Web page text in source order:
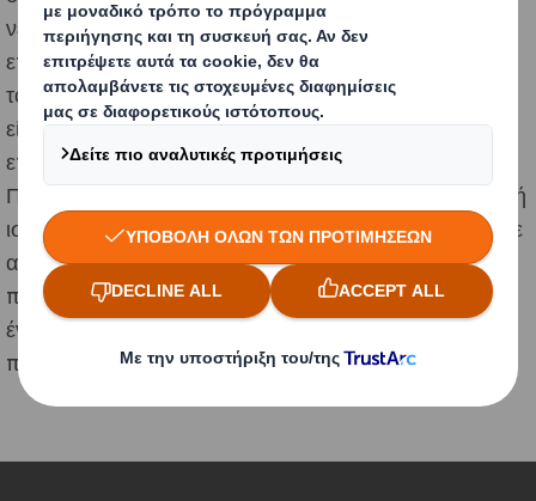
νερό μας προέρχεται από γεωτρήσεις (53%) και από
επιφανειακά ύδατα (42%). Αυτός είναι ο πιο δύσκολος
τομέας που πρέπει να αντιμετωπίσουμε, καθώς το νερό
είναι ζωτικής σημασίας για την επιχείρησή μας και τα
επίπεδα παραγωγής μας συνεχίζουν να αυξάνονται.
Πρέπει επίσης να διατηρηθεί μια λεπτή και άκρως τεχνική
ισορροπία, καθώς η μείωση της χρήσης νερού οδηγεί σε
αύξηση της κατανάλωσης ενέργειας. Με βάση τα
πρότυπα αναφοράς του κλάδου, έχουμε προσδιορίσει
ένα βέλτιστο επίπεδο χρήσης νερού 6,5m3/τόνο
παραγωγής.